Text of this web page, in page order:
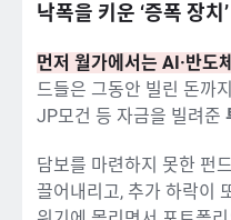
낙폭을 키운 ‘증폭 장치’
먼저 월가에서는 AI·반도
드들은 그동안 빌린 돈까
JP모건 등 자금을 빌려준
담보를 마련하지 못한 펀
끌어내리고, 추가 하락이